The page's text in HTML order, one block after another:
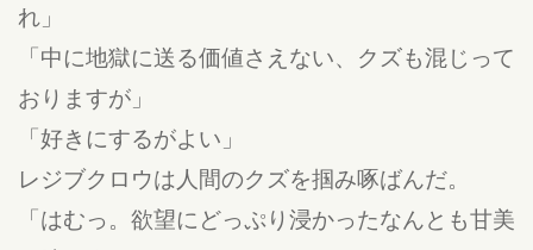
れ」
「中に地獄に送る価値さえない、クズも混じって
おりますが」
「好きにするがよい」
レジブクロウは人間のクズを掴み啄ばんだ。
「はむっ。欲望にどっぷり浸かったなんとも甘美